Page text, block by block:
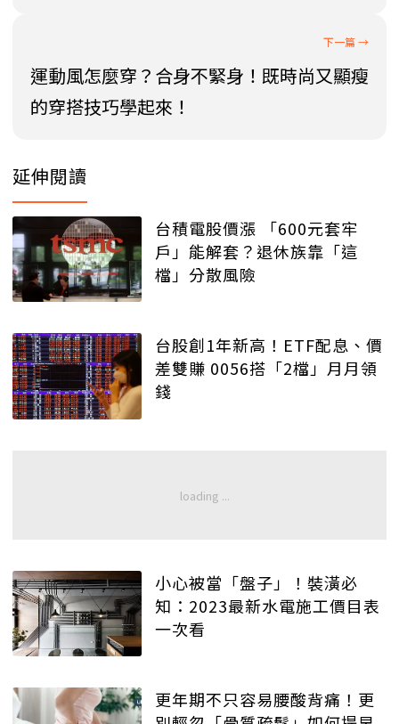
運動風怎麼穿？合身不緊身！既時尚又顯瘦
的穿搭技巧學起來！
延伸閱讀
台積電股價漲 「600元套牢
戶」能解套？退休族靠「這
檔」分散風險
台股創1年新高！ETF配息、價
差雙賺 0056搭「2檔」月月領
錢
小心被當「盤子」！裝潢必
知：2023最新水電施工價目表
一次看
更年期不只容易腰酸背痛！更